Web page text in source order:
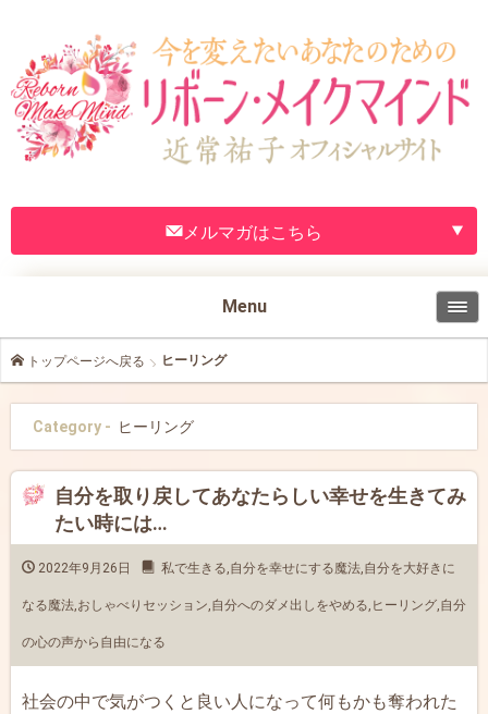
メルマガはこちら
Menu
トップページへ戻る ヒーリング
Category - ヒーリング
自分を取り戻してあなたらしい幸せを生きてみ
たい時には…
2022年9月26日 私で生きる,自分を幸せにする魔法,自分を大好きに
なる魔法,おしゃべりセッション,自分へのダメ出しをやめる, ヒーリング,自分
の心の声から自由になる
社会の中で気がつくと良い人になって何もかも奪われた